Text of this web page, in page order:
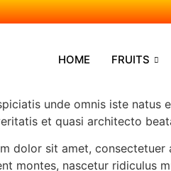
HOME FRUITS
unde omnis iste natus
et quasi architecto
dolor sit amet,
montes, nascetur ridiculus